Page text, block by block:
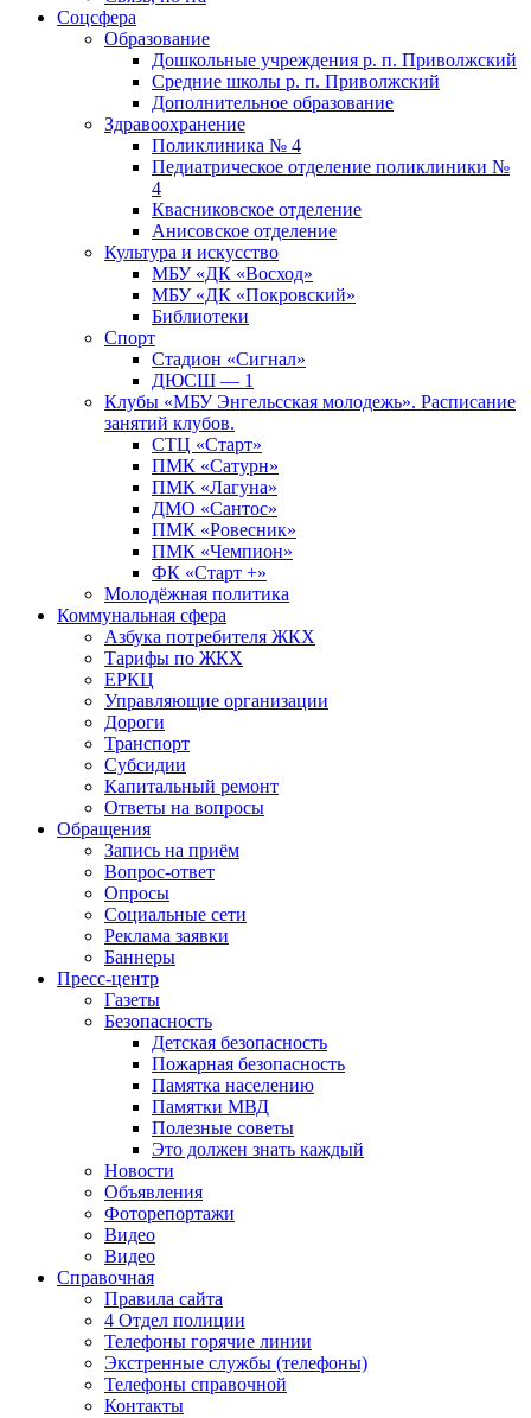
Соцсфера
Образование
Дошкольные учреждения р. п. Приволжский
Средние школы р. п. Приволжский
Дополнительное образование
Здравоохранение
Поликлиника № 4
Педиатрическое отделение поликлиники №
4
Квасниковское отделение
Анисовское отделение
Культура и искусство
МБУ «ДК «Восход»
МБУ «ДК «Покровский»
Библиотеки
Спорт
Стадион «Сигнал»
ДЮСШ — 1
Клубы «МБУ Энгельсская молодежь». Расписание
занятий клубов.
СТЦ «Старт»
ПМК «Сатурн»
ПМК «Лагуна»
ДМО «Сантос»
ПМК «Ровесник»
ПМК «Чемпион»
ФК «Старт +»
Молодёжная политика
Коммунальная сфера
Азбука потребителя ЖКХ
Тарифы по ЖКХ
ЕРКЦ
Управляющие организации
Дороги
Транспорт
Субсидии
Капитальный ремонт
Ответы на вопросы
Обращения
Запись на приём
Вопрос-ответ
Опросы
Социальные сети
Реклама заявки
Баннеры
Пресс-центр
Газеты
Безопасность
Детская безопасность
Пожарная безопасность
Памятка населению
Памятки МВД
Полезные советы
Это должен знать каждый
Новости
Объявления
Фоторепортажи
Видео
Видео
Справочная
Правила сайта
4 Отдел полиции
Телефоны горячие линии
Экстренные службы (телефоны)
Телефоны справочной
Контакты